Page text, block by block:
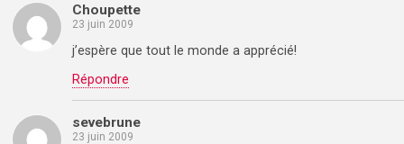
Choupette
23 juin 2009
j’espère que tout le monde a apprécié!
Répondre
sevebrune
23 juin 2009